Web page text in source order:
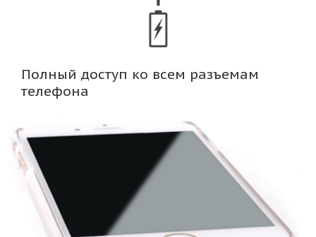
Полный доступ ко всем разъемам
телефона